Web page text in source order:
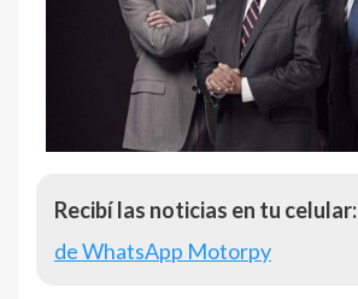
Recibí las noticias en tu celular:
de WhatsApp Motorpy